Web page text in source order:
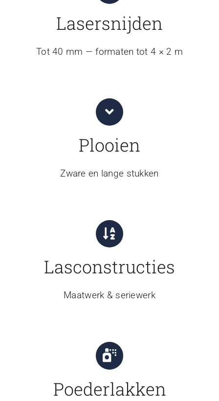
Lasersnijden
Tot 40 mm — formaten tot 4 × 2 m
Plooien
Zware en lange stukken
Lasconstructies
Maatwerk & seriewerk
Poederlakken